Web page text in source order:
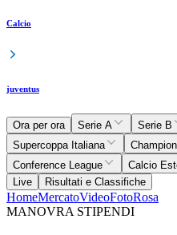
Calcio
juventus
Ora per ora Serie A Serie B
Supercoppa Italiana
Conference League
Calcio
Live
Risultati e Classifiche
HomeMercatoVideoFotoRosa
MANOVRA STIPENDI